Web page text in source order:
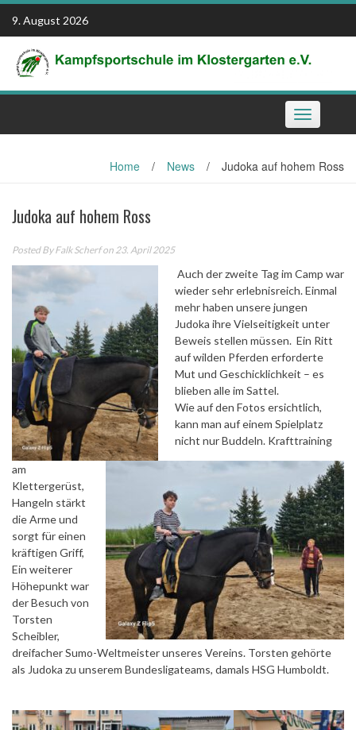
Skip
content
9. August 2026
Toggle
navigation
Home / News / Judoka auf hohem Ross
Judoka auf hohem Ross
Posted ByFalk Scherfon 23. April 2025
Auch der zweite Tag im Camp war
wieder sehr erlebnisreich. Einmal
mehr haben unsere jungen
Judoka ihre Vielseitigkeit unter
Beweis stellen müssen. Ein Ritt
auf wilden Pferden erforderte
Mut und Geschicklichkeit – es
blieben alle im Sattel.
Wie auf den Fotos ersichtlich,
kann man auf einem Spielplatz
nicht nur Buddeln. Krafttraining
am
Klettergerüst,
Hangeln stärkt
die Arme und
sorgt für einen
kräftigen Griff,
Ein weiterer
Höhepunkt war
der Besuch von
Torsten
Scheibler,
dreifacher Sumo-Weltmeister unseres Vereins. Torsten gehörte
als Judoka zu unserem Bundesligateams, damals HSG Humboldt.